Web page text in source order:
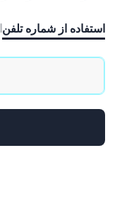
استفاده از شماره تلفن